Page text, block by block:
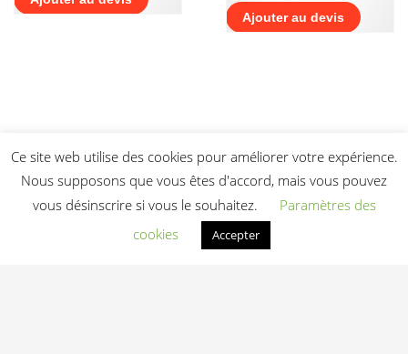
Ajouter au devis
Ce site web utilise des cookies pour améliorer votre expérience.
Nous supposons que vous êtes d'accord, mais vous pouvez
vous désinscrire si vous le souhaitez.
Paramètres des
cookies
Accepter